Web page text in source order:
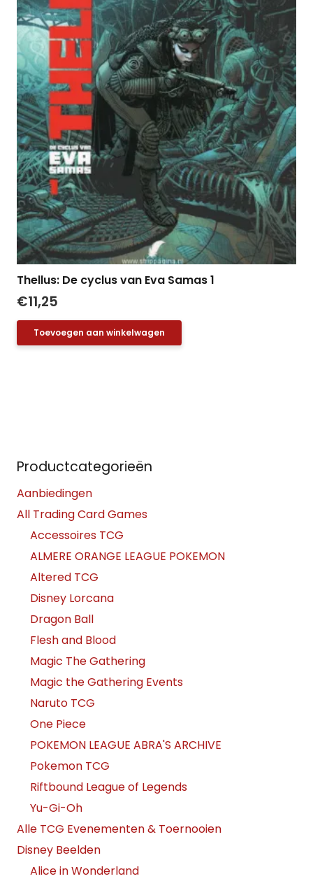
Thellus: De cyclus van Eva Samas 1
€11,25
Toevoegen aan winkelwagen
Productcategorieën
Aanbiedingen
All Trading Card Games
Accessoires TCG
ALMERE ORANGE LEAGUE POKEMON
Altered TCG
Disney Lorcana
Dragon Ball
Flesh and Blood
Magic The Gathering
Magic the Gathering Events
Naruto TCG
One Piece
POKEMON LEAGUE ABRA'S ARCHIVE
Pokemon TCG
Riftbound League of Legends
Yu-Gi-Oh
Alle TCG Evenementen & Toernooien
Disney Beelden
Alice in Wonderland